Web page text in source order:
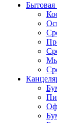
Бытовая